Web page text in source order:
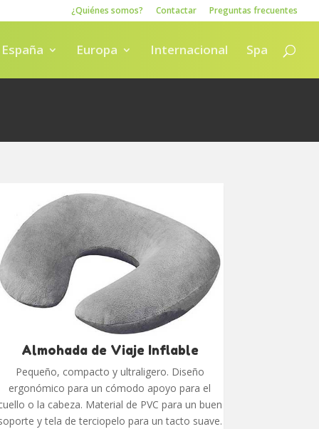
¿Quiénes somos? Contactar Preguntas frecuentes
España Europa Internacional Spa
Almohada de Viaje Inflable
Pequeño, compacto y ultraligero. Diseño
ergonómico para un cómodo apoyo para el
o la cabeza. Material de PVC para un buen
y tela de terciopelo para un tacto suave.